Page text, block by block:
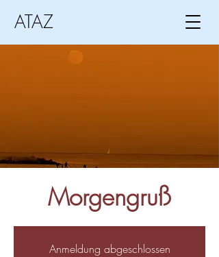
ATAZ
Morgengruß
Anmeldung abgeschlossen